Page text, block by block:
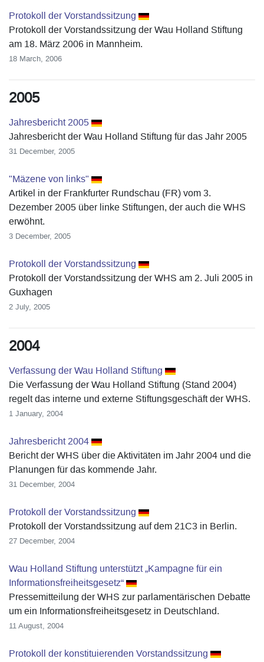
Protokoll der Vorstandssitzung
Protokoll der Vorstandssitzung der Wau Holland Stiftung
am 18. März 2006 in Mannheim.
18 March, 2006
2005
Jahresbericht 2005
Jahresbericht der Wau Holland Stiftung für das Jahr 2005
31 December, 2005
"Mäzene von links"
Artikel in der Frankfurter Rundschau (FR) vom 3.
Dezember 2005 über linke Stiftungen, der auch die WHS
erwöhnt.
3 December, 2005
Protokoll der Vorstandssitzung
Protokoll der Vorstandssitzung der WHS am 2. Juli 2005 in
Guxhagen
2 July, 2005
2004
Verfassung der Wau Holland Stiftung
Die Verfassung der Wau Holland Stiftung (Stand 2004)
regelt das interne und externe Stiftungsgeschäft der WHS.
1 January, 2004
Jahresbericht 2004
Bericht der WHS über die Aktivitäten im Jahr 2004 und die
Planungen für das kommende Jahr.
31 December, 2004
Protokoll der Vorstandssitzung
Protokoll der Vorstandssitzung auf dem 21C3 in Berlin.
27 December, 2004
Wau Holland Stiftung unterstützt „Kampagne für ein
Informationsfreiheitsgesetz“
Pressemitteilung der WHS zur parlamentärischen Debatte
um ein Informationsfreiheitsgesetz in Deutschland.
11 August, 2004
Protokoll der konstituierenden Vorstandssitzung